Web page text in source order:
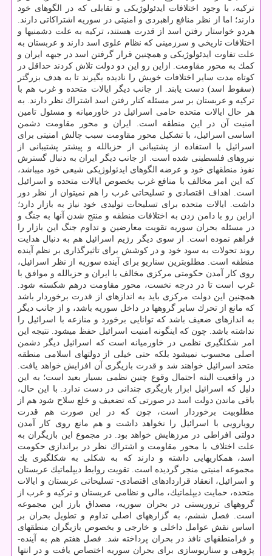
تركیه، با وجود اختلافات ایدئولوژیكی و تقابلی كه در الگوهای خود
دارند؛ اما از نظر منافع راهبردی و امنیتی در سوریه اشتراكاتی دارند.
هردو خواستار رفتن اسد از قدرت هستند، تركیه به علت دشمنی­ها و
اختلافات تاریخی و سرزمینی كه نظام علوی اسد دارند و عربستان به
علت تفاوت ایدئولوژیكی و هم­چنین قرار گرفتن اسد در جبهه ایران و
كمك به محور مقاومت. ازاین رو این دو دولت تلاش كردند حداقل در
كوتاه مدت سایر اختلافات خویش را نادیده بگیرند تا به هدف بزرگ­تر
(سقوط اسد) دست یابند. از جانب دیگر ایالات متحده و غرب هم با
تركیه و عربستان بر سر مسئله كنار رفتن اسد اشتراك نظر دارند. به
هر حال ایالات متحده حامی اسرائیل در خاورمیانه و مسئول تامین
امنیت آن در این منطقه است. ایران و محور مقاومت دشمن
اساسی اسرائیل، با تشكیل محور مقاومت سبب چالش امنیتی برای
اسرائیل با استفاده از پشتیبانی از حزب­الله و پیش­تر پشتیبانی از
نیروهای فلسطینی شده است. از جانب دیگر ایران به دنبال گسترش
نفوذ منطقه­ای خود و عرضه الگوهای ایدئولوژیكی شیعی خود می­باشد،
كه این امر مخالف با منافع غرب بخصوص ایالات متحده و اسرائیل
است. اهداف اقتصادی و تسلیحاتی غرب را هم نمی­توان از نظر دور
داشت. ایالات متحده برای تسلیحات تولیدی خود نیاز به بازار دارد؛
ازاین رو با دامن زدن به اختلافات منطقه و منتج شدن آن­ها به جنگ و
در مسئله بحران سوریه تقویت معارضین و تداوم جنگ این بازار را
فراهم نموده است. از سوی دیگر رژیم اسرائیل هم به دنبال هدایت
روند تحولات به سود خود و در كوشش برای تاثیرگذاری بر نظم آینده
منطقه است. مطلوب­ترین سناریو برای آینده سوریه از نظر اسرائیل،
روی كار آمدن حكومتی مركزی مخالف با ایران و حزب­الله و موافق با
غرب است تا در درجه نخست، محور مقاومت درهم شكسته شود.
هم­چنین این دولت مركزی باید به اندازه­ای از قدرت برخوردار باشد
كه مانع از تحرك سایر گروه­ها در داخل سوریه باشد، و از جانب دیگر
به اندازه­ای ضعیف باشد كه توانایی برخورد و منازعه با اسرائیل را
نداشته باشد. چون كه این­گونه امنیت اسرائیل حفظ می­شود. نتیجه این
امر شكل­گیری نظمی در خاورمیانه است كه اسرائیل دیگر دشمن
اصلی محسوب نمی­شود بلكه حتی خیلی از دولت­های اسلامی منطقه
متحد اسرائیل خواهند شد و قدرت بازیگری آن افزایش خواهد یافت.
در واقعیت البته احتمال وقوع چنین نظمی بسیار بعید است؛ به این
دلیل كه اسرائیل ابزار بازیگری چندانی در دست ندارد. با این حال،
باقی ماندن دولت اسد در صورتی كه تضعیف و خلع سلاح شود هم از
مطلوبیت برخوردار است، چون كه در این صورت هم قدرت
رویارویی با اسرائیل را نخواهد داشت و هم مانع روی كار آمدن
دولتی افراطی در مرزهایش خواهد بود. در مجموع این بازیگران به
علت اختلاف با محور مقاومت و اشتراك نظر در براندازی حكومت
اسد، همكاری­هایی داشته و دارند كه به شكلی به شكل­گیری یك
مجموعه امنیتی منجر گردیده است. تقویت روابط دیپلماتیك عربستان
و اسرائیل، انعقاد قراردادهای اقتصادی- تسلیحاتی عربستان و ایالات
متحده، حمایت دیپلماتیك، مالی و نظامی عربستان و تركیه و غرب از
گروه­های تروریستی در بحران سوریه، مصداق بارز این مجموعه
است. فصل ششم، به گزاره­های اصلی تداوم و تطویل بحران بر
اساس نقش عوامل داخلی و خارجی و بخصوص بازیگران منطقه­ای
و فرامنطقه­ای نافذ در بحران پرداخته شد. فصل هفتم هم به آینده­
پژوهی و سناریوسازی برای بحران سوریه اختصاص یافت و در انتها